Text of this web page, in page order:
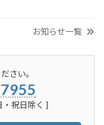
お知らせ一覧
さい。
祝日除く ]